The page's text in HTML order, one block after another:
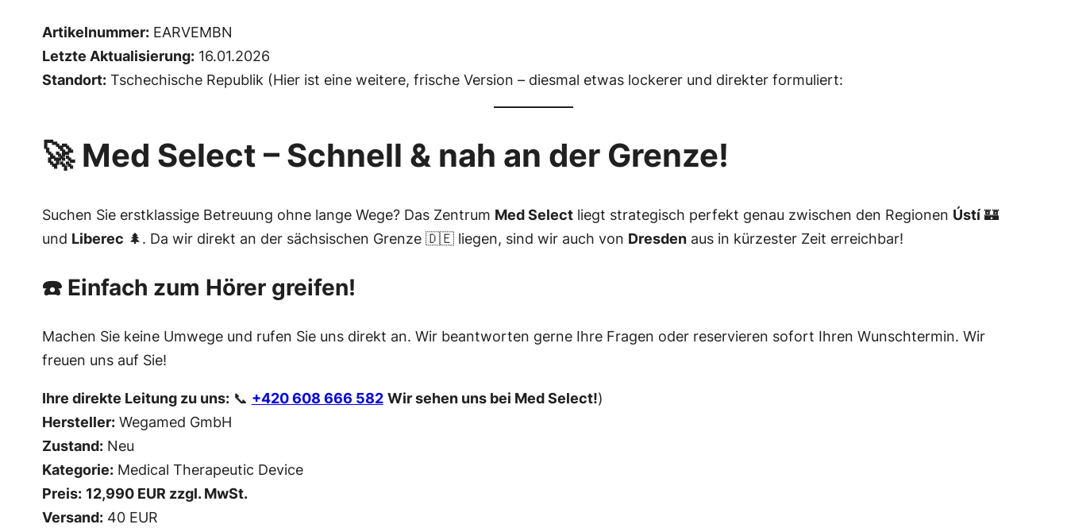
Artikelnummer:EARVEMBN
Letzte Aktualisierung:16.01.2026
Standort:Tschechische Republik (Hier ist eine weitere, frische Version – diesmal etwas lockerer und direkter formuliert:
🚀 Med Select – Schnell & nah an der Grenze!
Suchen Sie erstklassige Betreuung ohne lange Wege? Das Zentrum Med Selectliegt strategisch perfekt genau zwischen den Regionen Ústí🏰
und Liberec 🌲. Da wir direkt an der sächsischen Grenze 🇩🇪 liegen, sind wir auch von Dresdenaus in kürzester Zeit erreichbar!
☎️ Einfach zum Hörer greifen!
Machen Sie keine Umwege und rufen Sie uns direkt an. Wir beantworten gerne Ihre Fragen oder reservieren sofort Ihren Wunschtermin. Wir
freuen uns auf Sie!
Ihre direkte Leitung zu uns:📞 +420 608 666 582 Wir sehen uns bei Med Select!)
Hersteller:Wegamed GmbH
Zustand:Neu
Kategorie:Medical Therapeutic Device
Preis: 12,990EUR zzgl. MwSt.
Versand:40 EUR